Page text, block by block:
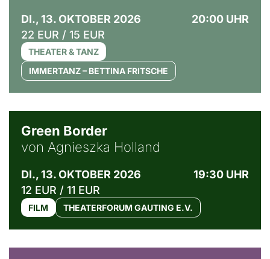
DI., 13. OKTOBER 2026
20:00 UHR
22 EUR / 15 EUR
THEATER & TANZ
IMMERTANZ – BETTINA FRITSCHE
Green Border
von Agnieszka Holland
DI., 13. OKTOBER 2026
19:30 UHR
12 EUR / 11 EUR
FILM THEATERFORUM GAUTING E.V.